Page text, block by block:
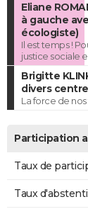
Eliane
à gauche
écologiste)
Il est temps !
justice sociale
Brigitte
divers
La force de
Participation
Taux de
Taux